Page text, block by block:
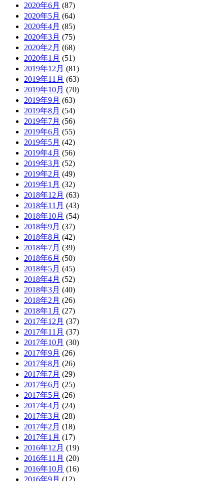
2020年6月 (87)
2020年5月 (64)
2020年4月 (85)
2020年3月 (75)
2020年2月 (68)
2020年1月 (51)
2019年12月 (81)
2019年11月 (63)
2019年10月 (70)
2019年9月 (63)
2019年8月 (54)
2019年7月 (56)
2019年6月 (55)
2019年5月 (42)
2019年4月 (56)
2019年3月 (52)
2019年2月 (49)
2019年1月 (32)
2018年12月 (63)
2018年11月 (43)
2018年10月 (54)
2018年9月 (37)
2018年8月 (42)
2018年7月 (39)
2018年6月 (50)
2018年5月 (45)
2018年4月 (52)
2018年3月 (40)
2018年2月 (26)
2018年1月 (27)
2017年12月 (37)
2017年11月 (37)
2017年10月 (30)
2017年9月 (26)
2017年8月 (26)
2017年7月 (29)
2017年6月 (25)
2017年5月 (26)
2017年4月 (24)
2017年3月 (28)
2017年2月 (18)
2017年1月 (17)
2016年12月 (19)
2016年11月 (20)
2016年10月 (16)